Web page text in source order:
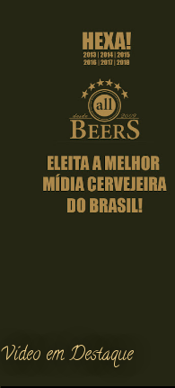
Vídeo em Destaque